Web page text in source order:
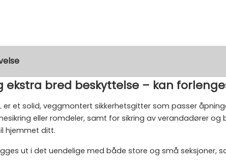
ekstra bred beskyttelse – kan
er et solid, veggmontert sikkerhetsgitter som passer
eller romdeler, samt for sikring av verandadører
hjemmet ditt.
ut i det uendelige med både store og små seksjoner,